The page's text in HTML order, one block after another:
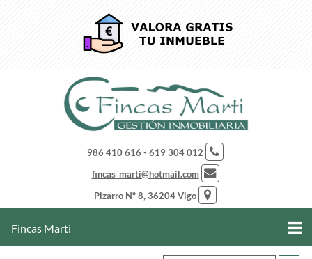
986 410 616 - 619 304 012
fincas_marti@hotmail.com
Pizarro Nº 8, 36204 Vigo
Fincas Marti